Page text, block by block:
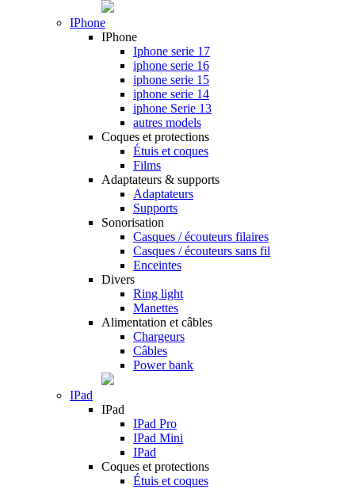
IPhone
IPhone
Iphone serie 17
iphone serie 16
iphone serie 15
iphone serie 14
iphone Serie 13
autres models
Coques et protections
Étuis et coques
Films
Adaptateurs & supports
Adaptateurs
Supports
Sonorisation
Casques / écouteurs filaires
Casques / écouteurs sans fil
Enceintes
Divers
Ring light
Manettes
Alimentation et câbles
Chargeurs
Câbles
Power bank
IPad
IPad
IPad Pro
IPad Mini
IPad
Coques et protections
Étuis et coques